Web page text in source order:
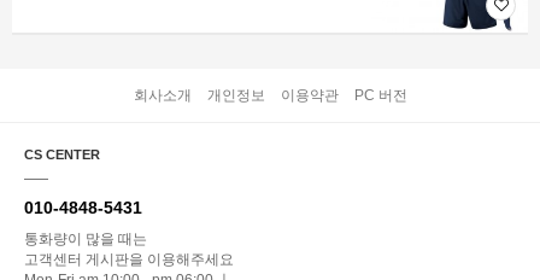
회사소개 개인정보 이용약관 PC 버전
CS CENTER
010-4848-5431
통화량이 많을 때는
고객센터 게시판을 이용해주세요